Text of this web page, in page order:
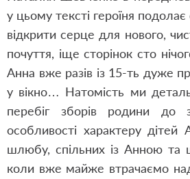
у цьому тексті героїня
відкрити серце для нового,
почуття, іще сторінок сто
Анна вже разів із 15-ть дуже
у вікно… Натомість ми
перебіг зборів родини до
особливості характеру
шлюбу, спільних із Анною та
коли вже майже втрачаємо